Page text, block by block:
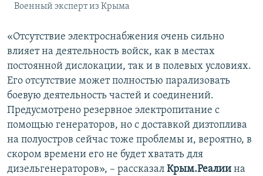
Военный эксперт из Крыма
«Отсутствие электроснабжения очень сильно
влияет на деятельность войск, как в местах
постоянной дислокации, так и в полевых условиях.
Его отсутствие может полностью парализовать
боевую деятельность частей и соединений.
Предусмотрено резервное электропитание с
помощью генераторов, но с доставкой дизтоплива
на полуостров сейчас тоже проблемы и, вероятно, в
скором времени его не будет хватать для
дизельгенераторов», – рассказал Крым.Реалии на